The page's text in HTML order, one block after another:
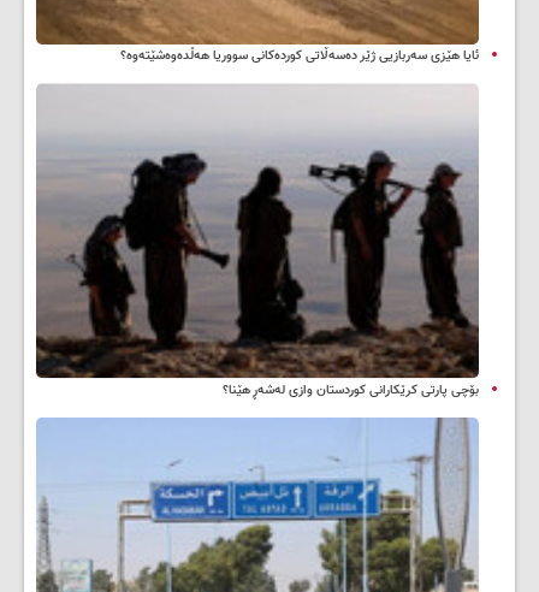
ئایا هێزی سەربازیی ژێر دەسەڵاتی کوردەکانی سووریا هەڵدەوەشێتەوە؟
بۆچی پارتی کرێکارانی کوردستان وازی لەشەڕ هێنا؟